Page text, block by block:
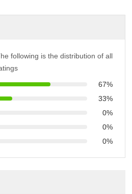
following is the distribution of all
67%
33%
0%
0%
0%